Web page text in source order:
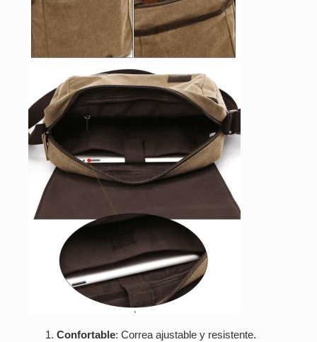
Confortable: Correa ajustable y resistente.